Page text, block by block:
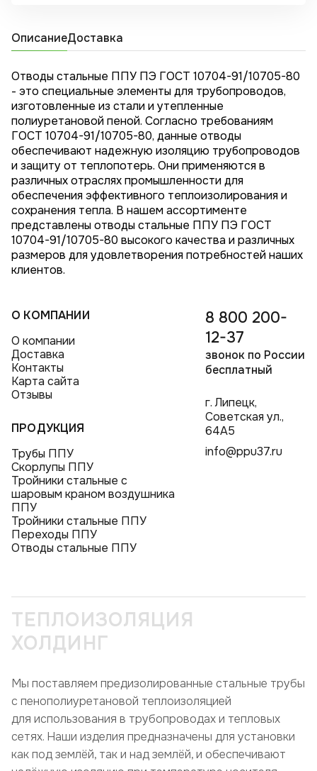
ОписаниеДоставка
Отводы стальные ППУ ПЭ ГОСТ 10704-91/10705-80
- это специальные элементы для трубопроводов,
изготовленные из стали и утепленные
полиуретановой пеной. Согласно требованиям
ГОСТ 10704-91/10705-80, данные отводы
обеспечивают надежную изоляцию трубопроводов
и защиту от теплопотерь. Они применяются в
различных отраслях промышленности для
обеспечения эффективного теплоизолирования и
сохранения тепла. В нашем ассортименте
представлены отводы стальные ППУ ПЭ ГОСТ
10704-91/10705-80 высокого качества и различных
размеров для удовлетворения потребностей наших
клиентов.
О КОМПАНИИ
О компании
Доставка
Контакты
Карта сайта
Отзывы
ПРОДУКЦИЯ
Трубы ППУ
Скорлупы ППУ
Тройники стальные с
шаровым краном воздушника
ППУ
Тройники стальные ППУ
Переходы ППУ
Отводы стальные ППУ
8 800 200-
12-37
звонок по России
бесплатный
г. Липецк,
Советская ул.,
64А5
info@ppu37.ru
ТЕПЛОИЗОЛЯЦИЯ
ХОЛДИНГ
Мы поставляем предизолированные стальные трубы
с пенополиуретановой теплоизоляцией
для использования в трубопроводах и тепловых
сетях. Наши изделия предназначены для установки
как под землёй, так и над землёй, и обеспечивают